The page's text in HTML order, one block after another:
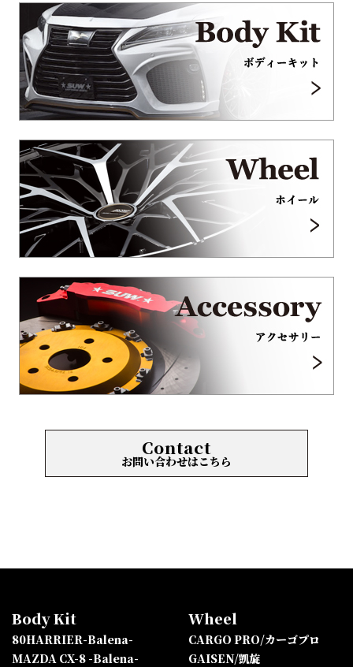
Contact
お問い合わせはこちら
Body Kit
80HARRIER-Balena-
MAZDA CX-8 -Balena-
Wheel
CARGO PRO/カーゴプロ
GAISEN/凱旋